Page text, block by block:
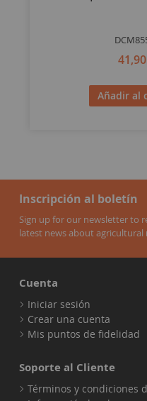
Añadir al
Inscripción al boletín
Sign up for our newsletter to
latest news about agricultural
Cuenta
Iniciar sesión
Crear una cuenta
Mis puntos de fidelidad
Soporte al Cliente
Términos y condiciones